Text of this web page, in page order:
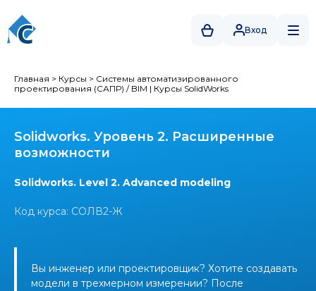
Вход
Главная > Курсы > Системы автоматизированного
проектирования (САПР) / BIM | Курсы SolidWorks
Solidworks. Уровень 2. Расширенные
возможности
Solidworks. Level 2. Advanced modeling
Код курса: СОЛВ2-Ж
Вы инженер или проектировщик? Хотите создавать
модели в трехмерном измерении? После